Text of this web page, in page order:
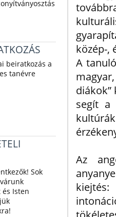
beiratkozás a
tanévre
Sok
Isten
közép-,
A
segít a
Az
kiejtés: